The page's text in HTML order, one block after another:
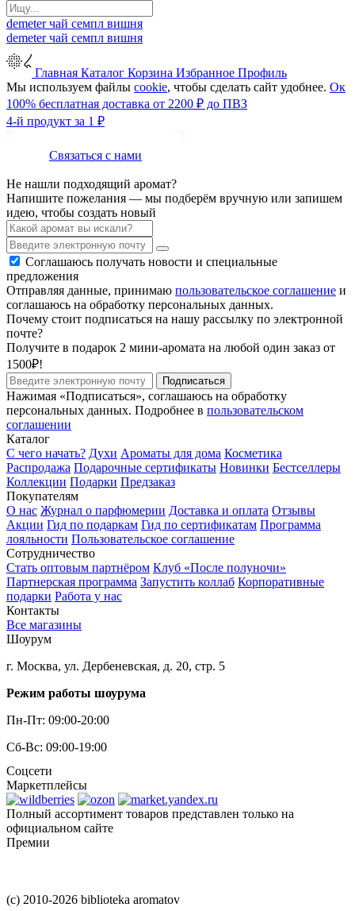
demeterчай семпл вишня
demeterчай семпл вишня
Главная Каталог Корзина Избранное Профиль
Мы используем файлы cookie, чтобы сделать сайт удобнее. Ок
100% бесплатная доставка от 2200 ₽ до ПВЗ
4-й продукт за 1 ₽
Связаться с нами
Не нашли подходящий аромат?
Напишите пожелания — мы подберём вручную или запишем
идею, чтобы создать новый
Соглашаюсь получать новости и специальные
предложения
Отправляя данные, принимаю пользовательское соглашение и
соглашаюсь на обработку персональных данных.
Почему стоит подписаться на нашу рассылку по электронной
почте?
Получите в подарок 2 мини-аромата на любой один заказ от
1500₽!
Подписаться
Нажимая «Подписаться», соглашаюсь на обработку
персональных данных. Подробнее в пользовательском
соглашении
Каталог
С чего начать? Духи Ароматы для дома Косметика
Распродажа Подарочные сертификаты Новинки Бестселлеры
Коллекции Подарки Предзаказ
Покупателям
О нас Журнал о парфюмерии Доставка и оплата Отзывы
Акции Гид по подаркам Гид по сертификатам Программа
лояльности Пользовательское соглашение
Сотрудничество
Стать оптовым партнёром Клуб «После полуночи»
Партнерская программа Запустить коллаб Корпоративные
подарки Работа у нас
Контакты
Все магазины
Шоурум
г. Москва, ул. Дербеневская, д. 20, стр. 5
Режим работы шоурума
Пн-Пт: 09:00-20:00
Сб-Вс: 09:00-19:00
Соцсети
Маркетплейсы
Полный ассортимент товаров представлен только на
официальном сайте
Премии
(c) 2010-2026 biblioteka aromatov